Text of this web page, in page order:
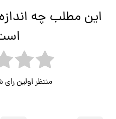
این مطلب چه
منتظر اولین